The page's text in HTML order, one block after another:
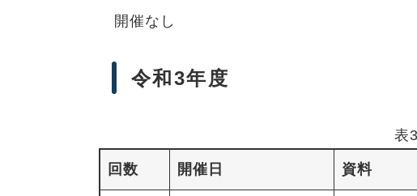
開催なし
令和3年度
表3
回数 開催日 資料